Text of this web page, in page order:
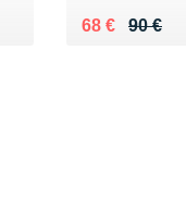
90 €
Au lieu de
68 €
Vendu 68 €